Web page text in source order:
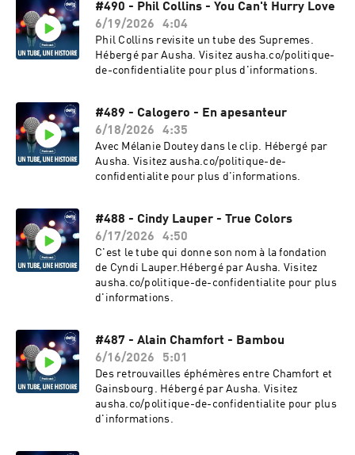
#490 - Phil Collins - You Can't Hurry Love
6/19/2026
4:04
Phil Collins revisite un tube des Supremes.
Hébergé par Ausha. Visitez ausha.co/politique-
de-confidentialite pour plus d'informations.
#489 - Calogero - En apesanteur
6/18/2026
4:35
Avec Mélanie Doutey dans le clip. Hébergé par
Ausha. Visitez ausha.co/politique-de-
confidentialite pour plus d'informations.
#488 - Cindy Lauper - True Colors
6/17/2026
4:50
C'est le tube qui donne son nom à la fondation
de Cyndi Lauper.Hébergé par Ausha. Visitez
ausha.co/politique-de-confidentialite pour plus
d'informations.
#487 - Alain Chamfort - Bambou
6/16/2026
5:01
Des retrouvailles éphémères entre Chamfort et
Gainsbourg. Hébergé par Ausha. Visitez
ausha.co/politique-de-confidentialite pour plus
d'informations.